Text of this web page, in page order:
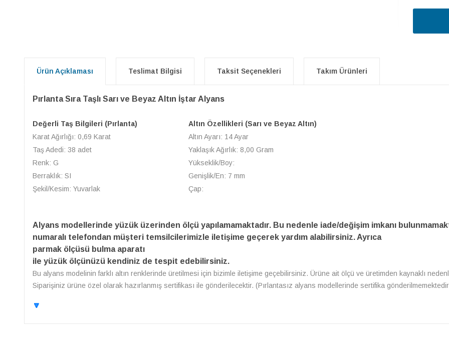
Ürün Açıklaması Teslimat Bilgisi Taksit Seçenekleri Takım Ürünleri
Pırlanta Sıra Taşlı Sarı ve Beyaz Altın İştar Alyans
Değerli Taş Bilgileri (Pırlanta)
Karat Ağırlığı: 0,69 Karat
Taş Adedi: 38 adet
Renk: G
Berraklık: SI
Şekil/Kesim: Yuvarlak
Altın Özellikleri (Sarı ve Beyaz Altın)
Altın Ayarı: 14 Ayar
Yaklaşık Ağırlık: 8,00 Gram
Yükseklik/Boy:
Genişlik/En: 7 mm
Çap:
Alyans modellerinde yüzük üzerinden ölçü yapılamamaktadır. Bu nedenle iade/değişim imkanı
numaralı telefondan müşteri temsilcilerimizle iletişime geçerek yardım alabilirsiniz. Ayrıca
parmak ölçüsü bulma aparatı
ile yüzük ölçünüzü kendiniz de tespit edebilirsiniz.
Bu alyans modelinin farklı altın renklerinde üretilmesi için bizimle iletişime geçebilirsiniz. Ürüne ait ölçü ve üretimden kaynaklı
Siparişiniz ürüne özel olarak hazırlanmış sertifikası ile gönderilecektir. (Pırlantasız alyans modellerinde sertifika
🔽